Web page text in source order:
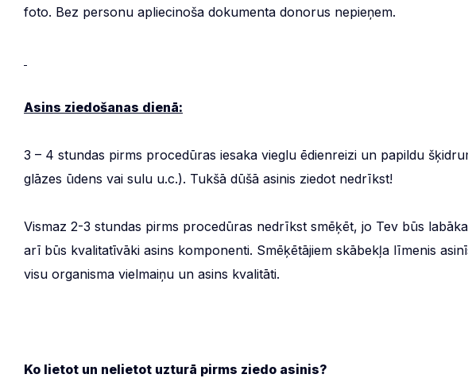
foto. Bez personu apliecinoša dokumenta donorus nepieņem.
Asins ziedošanas dienā:
3 – 4 stundas pirms procedūras iesaka vieglu ēdienreizi un papildu
glāzes ūdens vai sulu u.c.). Tukšā dūšā asinis ziedot nedrīkst!
Vismaz 2-3 stundas pirms procedūras nedrīkst smēķēt, jo Tev būs
arī būs kvalitatīvāki asins komponenti. Smēķētājiem skābekļa līmenis
visu organisma vielmaiņu un asins kvalitāti.
Ko lietot un nelietot uzturā pirms ziedo asinis?